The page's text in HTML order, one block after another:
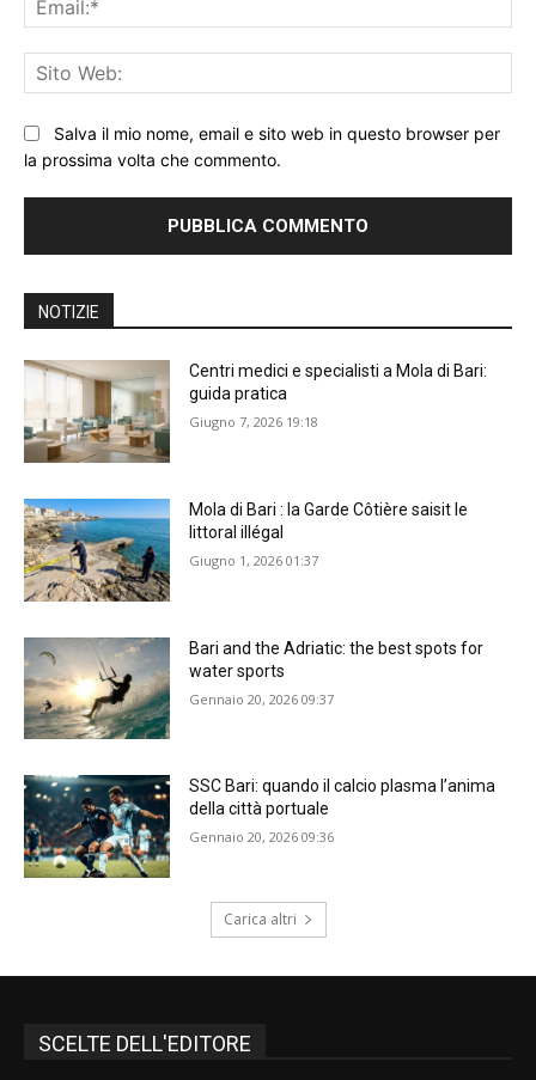
Salva il mio nome, email e sito web in questo browser per
la prossima volta che commento.
NOTIZIE
Centri medici e specialisti a Mola di Bari:
guida pratica
Giugno 7, 2026 19:18
Mola di Bari : la Garde Côtière saisit le
littoral illégal
Giugno 1, 2026 01:37
Bari and the Adriatic: the best spots for
water sports
Gennaio 20, 2026 09:37
SSC Bari: quando il calcio plasma l’anima
della città portuale
Gennaio 20, 2026 09:36
Carica altri
SCELTE DELL'EDITORE